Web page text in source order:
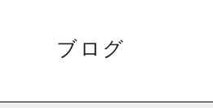
ブログ